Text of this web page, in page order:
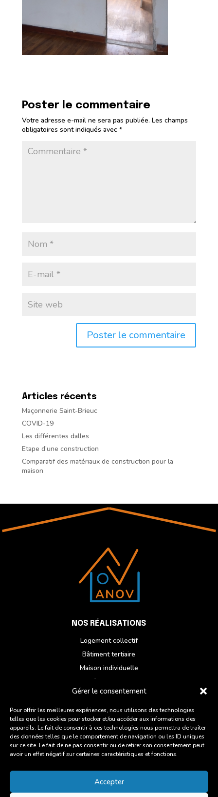
Gérer le consentement
Pour offrir les meilleures expériences, nous utilisons des technologies
telles que les cookies pour stocker et/ou accéder aux informations des
appareils. Le fait de consentir à ces technologies nous permettra de traiter
des données telles que le comportement de navigation ou les ID uniques
sur ce site. Le fait de ne pas consentir ou de retirer son consentement peut
avoir un effet négatif sur certaines caractéristiques et fonctions.
Accepter
Poster le commentaire
Votre adresse e-mail ne sera pas publiée. Les champs
obligatoires sont indiqués avec *
Articles récents
Maçonnerie Saint-Brieuc
COVID-19
Les différentes dalles
Etape d’une construction
Comparatif des matériaux de construction pour la
maison
NOS RÉALISATIONS
Logement collectif
Bâtiment tertiaire
Maison individuelle
Réhabilitation
Du lundi au vendredi
ZI des Chatelets, 6 Rue des Artisans,
22960 Plédran